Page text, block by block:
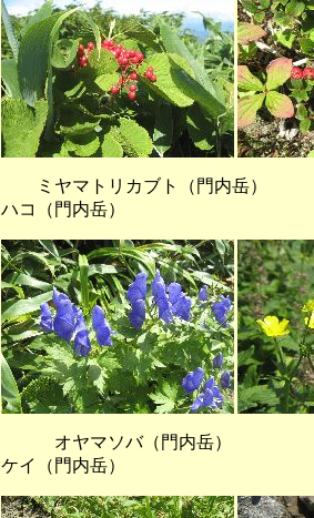
ミヤマトリカブト（門内
ハコ（門内岳）
オヤマソバ（門内岳） ミ
ケイ（門内岳）